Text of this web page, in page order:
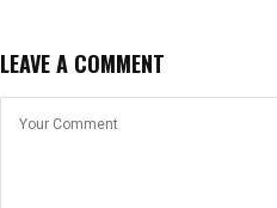
LEAVE A COMMENT